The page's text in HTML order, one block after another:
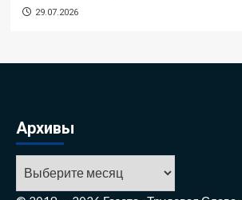
29.07.2026
Архивы